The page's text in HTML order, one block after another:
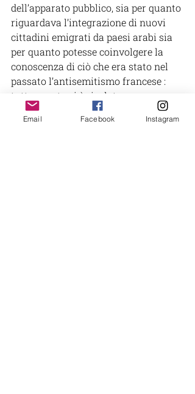
dell’apparato pubblico, sia per quanto
riguardava l’integrazione di nuovi
cittadini emigrati da paesi arabi sia
per quanto potesse coinvolgere la
conoscenza di ciò che era stato nel
passato l’antisemitismo francese :
tutto questo si è rivelato un errore
imperdonabile che non può e non
deve essere reiterato ancora oggi
Email Facebook Instagram